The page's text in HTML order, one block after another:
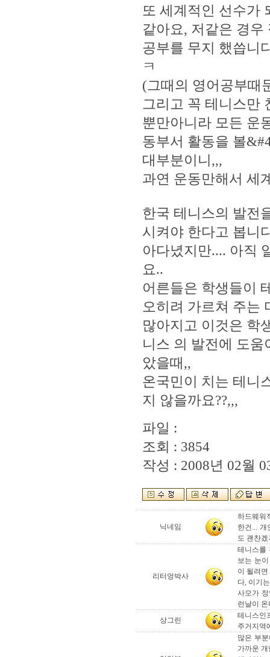
또 세계적인 선수가
같아요, 저같은 경
공부를 무지 했씁니
ㅋ
(그때의 영어공부때
그리고 꼭 테니스만
뿐만아니라 모든 운
동부서 활동을 볼
대부분이니,,,
과연 운동만해서 세
한국 테니스의 발전
시켜야 한다고 봅니
아다녔지만.... 아직
요..
어른들은 학생들이
오히려 가르쳐 주는
많아지고 이것은 학
니스 의 발전에 도움
았을때,,
온국민이 치는 테니
지 않을까요??,,,
파일 :
조회 : 3854
작성 : 2008년 02월
닉네임
하드웨워
한건... 개
도 괜찬
리터엉박사
테니스를
보는 눈
이 될려
다, 이기
사모가
런날이
상그린
테니스인
주거지역
많은 부
가까운